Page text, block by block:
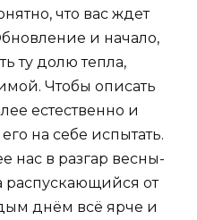
что вас ждет
и начало,
ту долю тепла,
Чтобы описать
естественно и
на себе испытать.
нас в разгар весны-
распускающийся от
днём всё ярче и